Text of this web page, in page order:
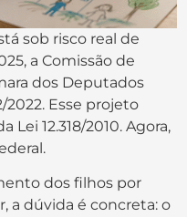
sob risco real de
a Comissão de
dos Deputados
2022. Esse projeto
12.318/2010. Agora,
dos filhos por
a dúvida é concreta: o